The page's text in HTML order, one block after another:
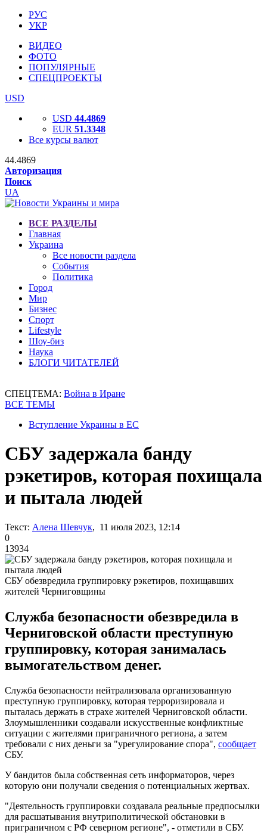
РУС
УКР
ВИДЕО
ФОТО
ПОПУЛЯРНЫЕ
СПЕЦПРОЕКТЫ
USD
USD 44.4869
EUR 51.3348
Все курсы валют
44.4869
Авторизация
Поиск
UA
ВСЕ РАЗДЕЛЫ
Главная
Украина
Все новости раздела
События
Политика
Город
Мир
Бизнес
Спорт
Lifestyle
Шоу-биз
Наука
БЛОГИ ЧИТАТЕЛЕЙ
СПЕЦТЕМА: Война в Иране
ВСЕ ТЕМЫ
Вступление Украины в ЕС
СБУ задержала банду
рэкетиров, которая похищала
и пытала людей
Текст: Алена Шевчук, 11 июля 2023, 12:14
0
13934
СБУ обезвредила группировку рэкетиров, похищавших
жителей Черниговщины
Служба безопасности обезвредила в
Черниговской области преступную
группировку, которая занималась
вымогательством денег.
Служба безопасности нейтрализовала организованную
преступную группировку, которая терроризировала и
пыталась держать в страхе жителей Черниговской области.
Злоумышленники создавали искусственные конфликтные
ситуации с жителями приграничного региона, а затем
требовали с них деньги за "урегулирование спора", сообщает
СБУ.
У бандитов была собственная сеть информаторов, через
которую они получали сведения о потенциальных жертвах.
"Деятельность группировки создавала реальные предпосылки
для расшатывания внутриполитической обстановки в
приграничном с РФ северном регионе", - отметили в СБУ.